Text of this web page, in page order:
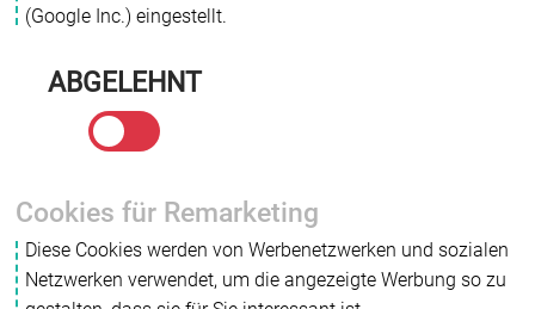
(Google Inc.) eingestellt.
ABGELEHNT
Cookies für Remarketing
Diese Cookies werden von Werbenetzwerken und sozialen
Netzwerken verwendet, um die angezeigte Werbung so zu